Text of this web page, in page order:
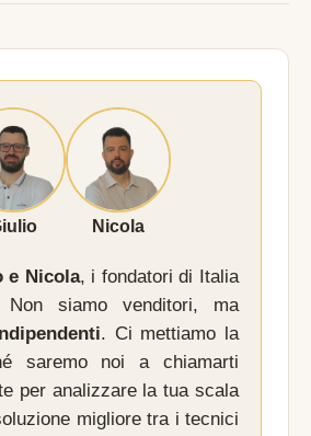
Nicola
e Nicola, i fondatori di Italia
Non siamo venditori, ma
. Ci mettiamo la
saremo noi a chiamarti
per analizzare la tua scala
migliore tra i tecnici